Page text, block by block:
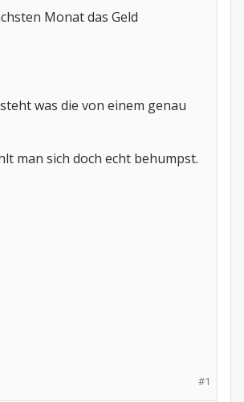
Monat das Geld
was die von einem genau
man sich doch echt behumpst.
#1